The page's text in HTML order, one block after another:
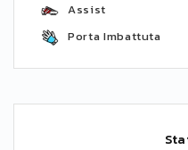
Assist
Porta Imbattuta